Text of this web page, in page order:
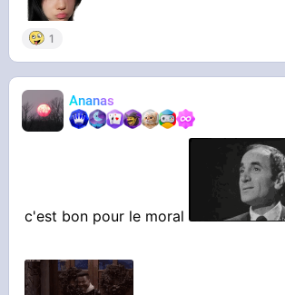
1
Ananas
c'est bon pour le moral